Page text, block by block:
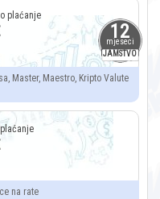
12
mjeseci
JAMSTVO
Master, Maestro, Kripto Valute
na rate